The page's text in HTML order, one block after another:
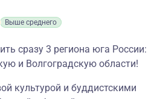
Выше среднего
сразу 3 региона юга России:
и Волгоградскую области!
культурой и буддистскими